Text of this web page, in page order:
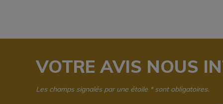
VOTRE AVIS NOUS
Les champs signalés par une étoile * sont obligatoires.